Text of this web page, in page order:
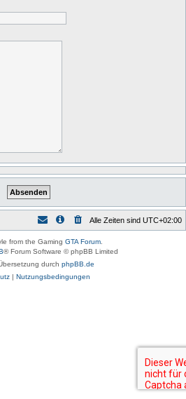
Alle Zeiten sind UTC+02:00
from the Gaming GTA Forum
® Forum Software © phpBB Limited
durch phpBB.de
| Nutzungsbedingungen